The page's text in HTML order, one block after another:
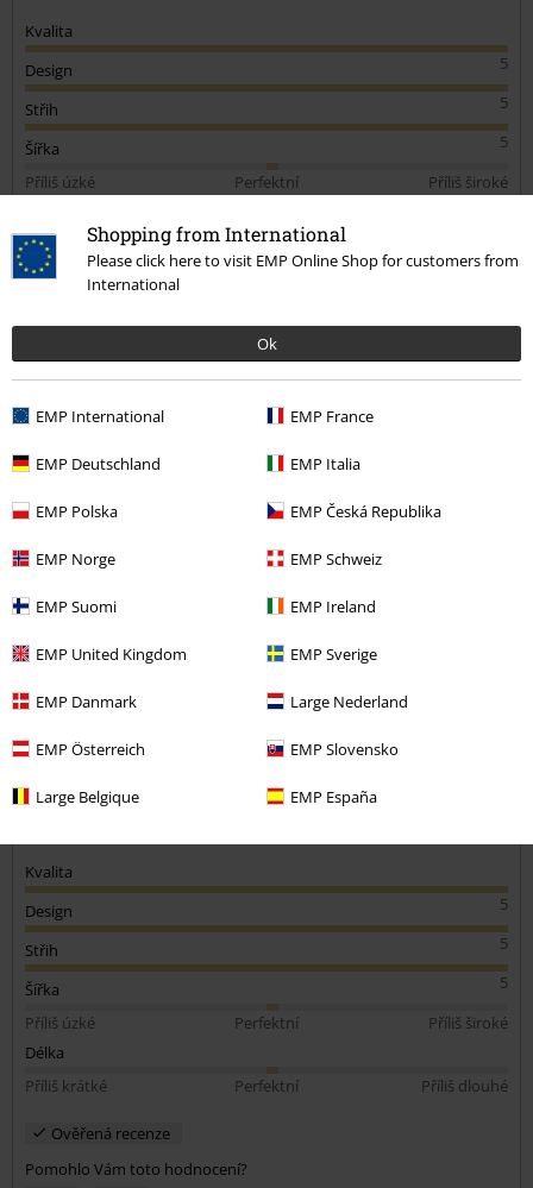
Shopping from International
Please click here to visit EMP Online Shop for customers from
International
Ok
EMP International EMP France
EMP Deutschland EMP Italia
EMP Polska EMP Česká Republika
EMP Norge EMP Schweiz
EMP Suomi EMP Ireland
EMP United Kingdom EMP Sverige
EMP Danmark Large Nederland
EMP Österreich EMP Slovensko
Large Belgique EMP España
Kvalita
5
Design
5
Střih
5
Šířka
Příliš úzké
Perfektní
Příliš široké
Příliš krátké
Perfektní
Ověřená recenze
Pomohlo Vám toto hodnocení?
Publikováno: Sobota, 08.08.2020
Zakoupena velikost: S
Super saty
tak akorat. Vetsi vystrih, ale je mozne regulovat raminka ;-)
Kvalita
5
Design
5
Střih
5
Šířka
Příliš úzké
Perfektní
Příliš široké
Délka
Příliš krátké
Perfektní Příliš dlouhé
Ověřená recenze
Pomohlo Vám toto hodnocení?